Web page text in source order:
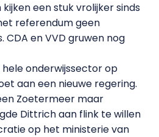
een stuk vrolijker sinds
referendum geen
CDA en VVD gruwen nog
onderwijssector op
aan een nieuwe regering.
Zoetermeer maar
Dittrich aan flink te willen
op het ministerie van